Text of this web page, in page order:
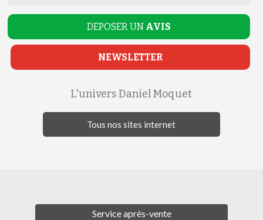
DEPOSER UN AVIS
NEWSLETTER
L'univers Daniel Moquet
Tous nos sites internet
Service après-vente